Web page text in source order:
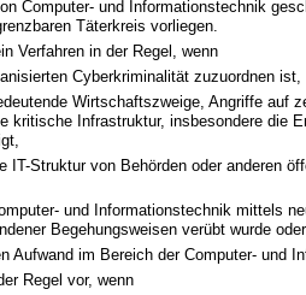
Computer- und Informationstechnik
Täterkreis vorliegen.
Verfahren in der Regel, wenn
Cyberkriminalität zuzuordnen ist,
Wirtschaftszweige, Angriffe auf
kritische Infrastruktur, insbesondere die
IT-Struktur von Behörden oder anderen
und Informationstechnik mittels
Begehungsweisen verübt wurde oder
Aufwand im Bereich der Computer- und
Regel vor, wenn